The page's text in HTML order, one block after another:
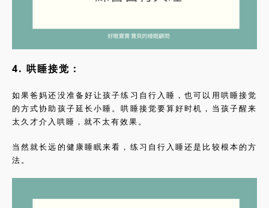
4. 哄睡接觉：
如果爸妈还没准备好让孩子练习自行入睡，也可以用哄睡接觉
的方式协助孩子延长小睡。哄睡接觉要算好时机，当孩子醒来
太久才介入哄睡，就不太有效果。
当然就长远的健康睡眠来看，练习自行入睡还是比较根本的方
法。